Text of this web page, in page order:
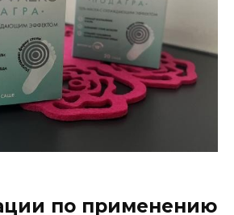
по применению